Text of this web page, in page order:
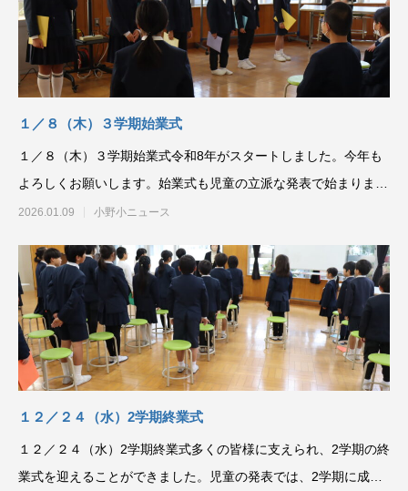
１／８（木）３学期始業式
１／８（木）３学期始業式令和8年がスタートしました。今年も
よろしくお願いします。始業式も児童の立派な発表で始まりまし
た。自分で頑張りたい
2026.01.09 小野小ニュース
１２／２４（水）2学期終業式
１２／２４（水）2学期終業式多くの皆様に支えられ、2学期の終
業式を迎えることができました。児童の発表では、2学期に成長